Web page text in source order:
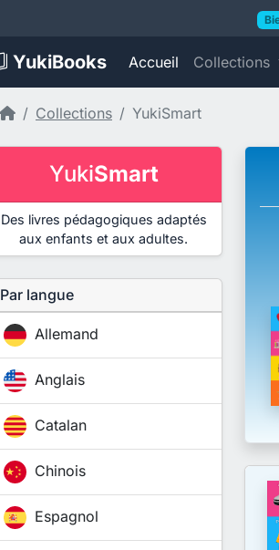
YukiBooks Accueil Collections
Accueil
Collections YukiSmart
YukiSmart
Des livres pédagogiques adaptés
aux enfants et aux adultes.
Par langue
Allemand
Anglais
Catalan
Chinois
Espagnol